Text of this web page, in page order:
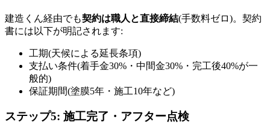
建造くん経由でも契約は職人と直接締結(手数料ゼロ)。契約
書には以下が明記されます:
工期(天候による延長条項)
支払い条件(着手金30%・中間金30%・完工後40%が一
般的)
保証期間(塗膜5年・施工10年など)
ステップ5: 施工完了・アフター点検